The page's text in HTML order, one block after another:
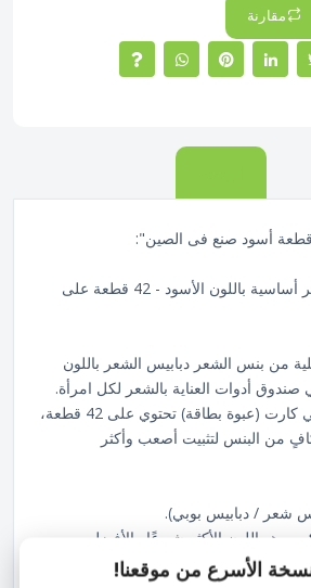
مقارنة
بنس شعر دبابيس شعر أساسية باللون الأسود - 42 قطعة على
من بنس الشعر دبابيس الشعر باللون
صندوق أدوات العناية بالشعر لكل امرأة.
تأتي هذه المجموعة في كارت (عبوة بطاقة) تحتوي على 42 قطعة،
من البنس لتثبيت أصعب وأكثر
شعر / دبابيس بوبي).
وهو اللون الأكثر شيوعًا والأفضل
الداكن
الأسرع من موقعنا!